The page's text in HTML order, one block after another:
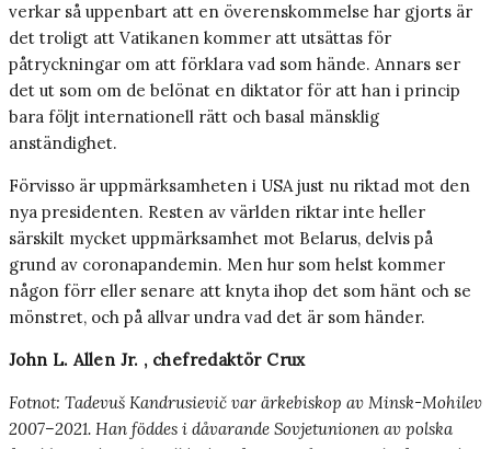
verkar så uppenbart att en överenskommelse har gjorts är
det troligt att Vatikanen kommer att utsättas för
påtryckningar om att förklara vad som hände. Annars ser
det ut som om de belönat en diktator för att han i princip
bara följt internationell rätt och basal mänsklig
anständighet.
Förvisso är uppmärksamheten i USA just nu riktad mot den
nya presidenten. Resten av världen riktar inte heller
särskilt mycket uppmärksamhet mot Belarus, delvis på
grund av coronapandemin. Men hur som helst kommer
någon förr eller senare att knyta ihop det som hänt och se
mönstret, och på allvar undra vad det är som händer.
John L. Allen Jr. , chefredaktör Crux
Fotnot: Tadevuš Kandrusievič var ärkebiskop av Minsk-Mohilev
2007–2021. Han föddes i dåvarande Sovjetunionen av polska